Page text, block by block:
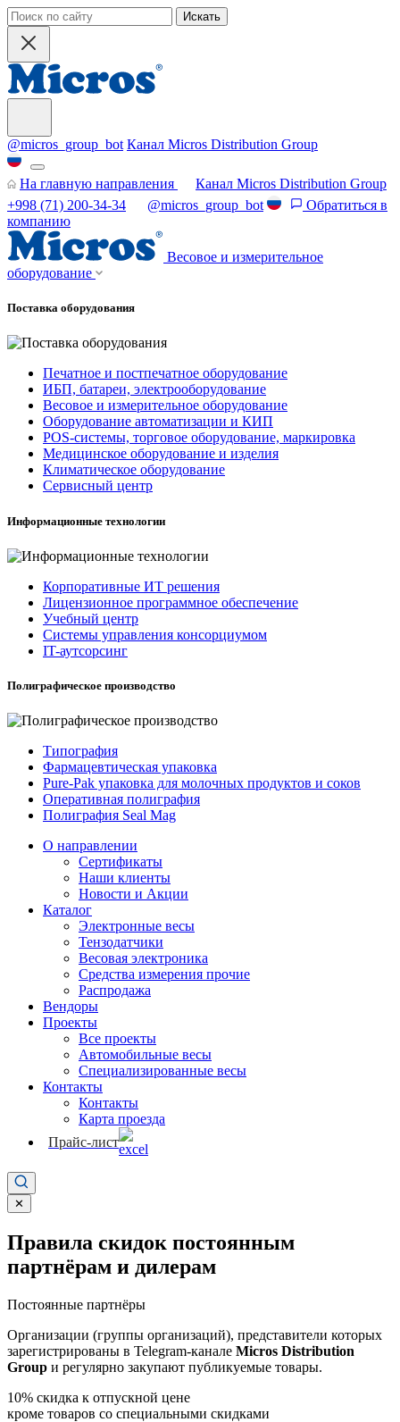
Искать
@micros_group_bot Канал Micros Distribution Group
На главную направления
Канал Micros Distribution Group
+998 (71) 200-34-34
@micros_group_bot
Обратиться в
компанию
Весовое и измерительное
оборудование
Поставка оборудования
Печатное и постпечатное оборудование
ИБП, батареи, электрооборудование
Весовое и измерительное оборудование
Оборудование автоматизации и КИП
POS-системы, торговое оборудование, маркировка
Медицинское оборудование и изделия
Климатическое оборудование
Сервисный центр
Информационные технологии
Корпоративные ИТ решения
Лицензионное программное обеспечение
Учебный центр
Системы управления консорциумом
IT-аутсорсинг
Полиграфическое производство
Типография
Фармацевтическая упаковка
Pure-Pak упаковка для молочных продуктов и соков
Оперативная полиграфия
Полиграфия Seal Mag
О направлении
Сертификаты
Наши клиенты
Новости и Акции
Каталог
Электронные весы
Тензодатчики
Весовая электроника
Средства измерения прочие
Распродажа
Вендоры
Проекты
Все проекты
Автомобильные весы
Специализированные весы
Контакты
Контакты
Карта проезда
Прайс-лист
✕
Правила скидок постоянным
партнёрам и дилерам
Постоянные партнёры
Организации (группы организаций), представители которых
зарегистрированы в Telegram-канале Micros Distribution
Group и регулярно закупают публикуемые товары.
10% скидка к отпускной цене
кроме товаров со специальными скидками